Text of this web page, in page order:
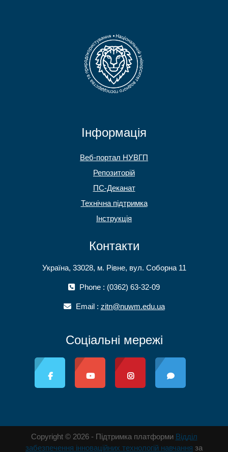
Інформація
Веб-портал НУВГП
Репозиторій
ПС-Деканат
Технічна підтримка
Інструкція
Контакти
Україна, 33028, м. Рівне, вул. Соборна 11
Phone : (0362) 63-32-09
Email : zitn@nuwm.edu.ua
Соціальні мережі
Copyright © 2026 - Підтримка платформи Відділ
забезпечення інноваційних технологій навчання за